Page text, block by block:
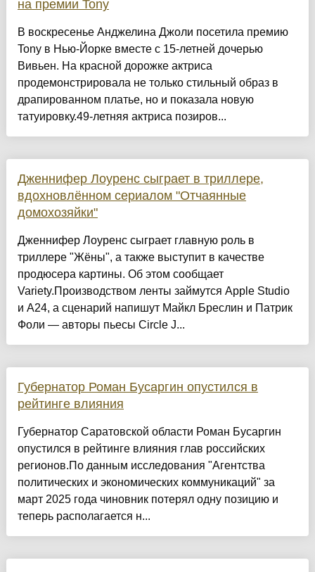
на премии Tony
В воскресенье Анджелина Джоли посетила премию
Tony в Нью-Йорке вместе с 15-летней дочерью
Вивьен. На красной дорожке актриса
продемонстрировала не только стильный образ в
драпированном платье, но и показала новую
татуировку.49-летняя актриса позиров...
Дженнифер Лоуренс сыграет в триллере,
вдохновлённом сериалом "Отчаянные
домохозяйки"
Дженнифер Лоуренс сыграет главную роль в
триллере "Жёны", а также выступит в качестве
продюсера картины. Об этом сообщает
Variety.Производством ленты займутся Apple Studio
и A24, а сценарий напишут Майкл Бреслин и Патрик
Фоли — авторы пьесы Circle J...
Губернатор Роман Бусаргин опустился в
рейтинге влияния
Губернатор Саратовской области Роман Бусаргин
опустился в рейтинге влияния глав российских
регионов.По данным исследования "Агентства
политических и экономических коммуникаций" за
март 2025 года чиновник потерял одну позицию и
теперь располагается н...